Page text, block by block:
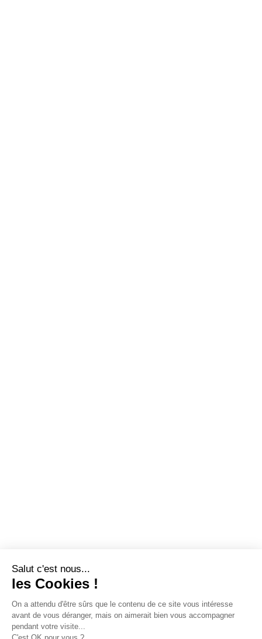
Salut c'est nous...
les Cookies !
On a attendu d'être sûrs que le contenu de ce site vous intéresse
avant de vous déranger, mais on aimerait bien vous accompagner
pendant votre visite...
C'est OK pour vous ?